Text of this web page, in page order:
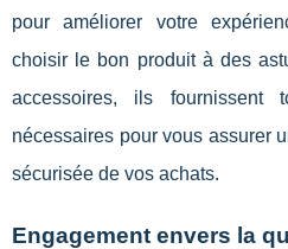
pour améliorer votre
choisir le bon produit à des
accessoires, ils fournissent
nécessaires pour vous assurer
sécurisée de vos achats.
Engagement envers la